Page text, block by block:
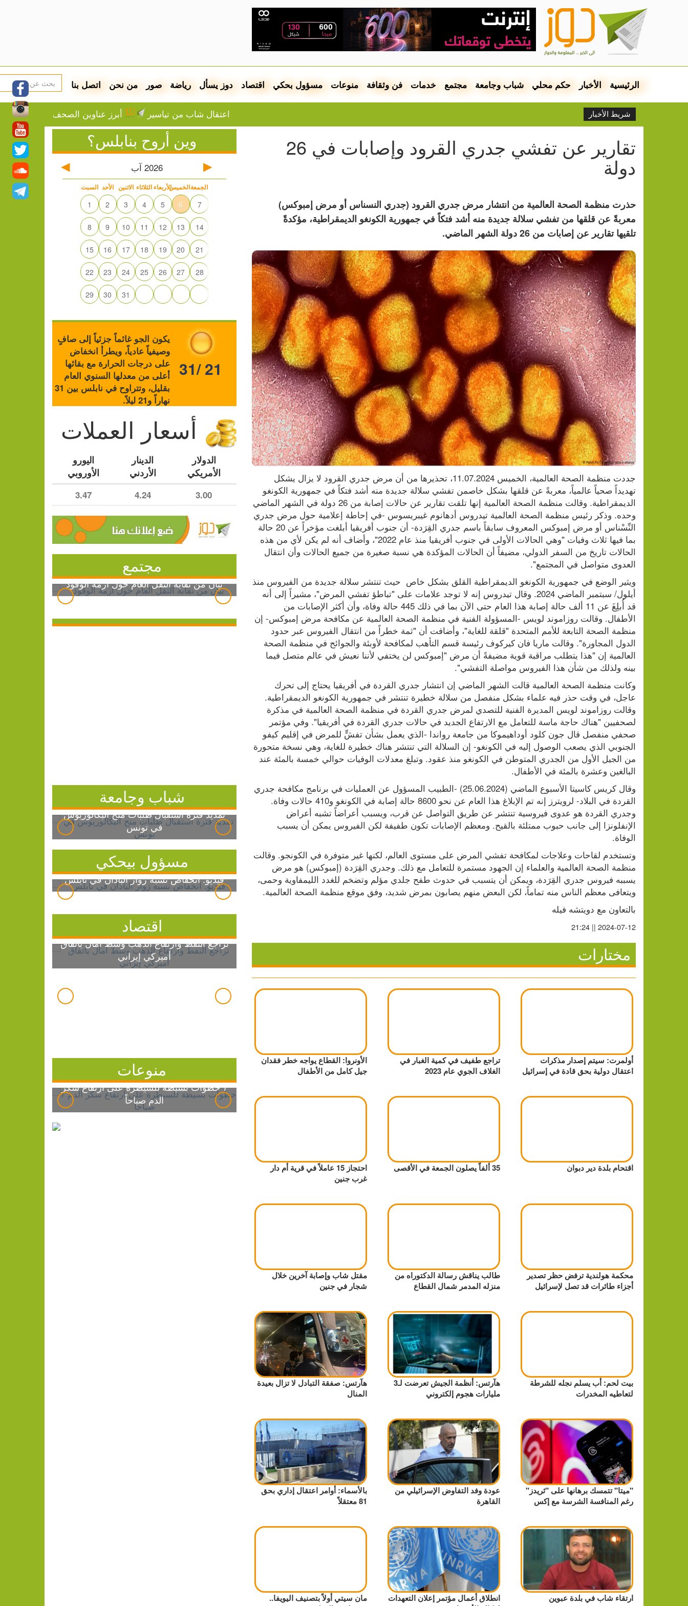
الرئيسية الأخبار حكم محلي شباب وجامعة مجتمع خدمات فن وثقافة منوعات مسؤول بحكي اقتصاد دوز يسأل رياضة صور من نحن اتصل بنا
شريط الأخبار اعتقال شاب من تياسير أبرز عناوين الصحف الفلسطينية
تقارير عن تفشي جدري القرود وإصابات في 26
دولة
حذرت منظمة الصحة العالمية من انتشار مرض جدري القرود (جدري النسناس أو مرض إمبوكس)
معربةً عن قلقها من تفشي سلالة جديدة منه أشد فتكاً في جمهورية الكونغو الديمقراطية، مؤكدةً
تلقيها تقارير عن إصابات من 26 دولة الشهر الماضي.
العدوى متواصل في المجتمع".
بينه ولذلك من شأن هذا الفيروس مواصلة التفشي".
البالغين وعشرة بالمئة في الأطفال.
الوفاة.
ويتعافى معظم الناس منه تماماً، لكن البعض منهم يصابون بمرض شديد، وفق موقع منظمة الصحة العالمية.
بالتعاون مع دويتشه فيله
2024-07-12 || 21:24
مختارات
أولمرت: سيتم إصدار مذكرات
اعتقال دولية بحق قادة في إسرائيل
تراجع طفيف في كمية الغبار في
الغلاف الجوي عام 2023
الأونروا: القطاع يواجه خطر فقدان
جيل كامل من الأطفال
اقتحام بلدة دير دبوان 35 ألفاً يصلون الجمعة في الأقصى
احتجاز 15 عاملاً في قرية أم دار
غرب جنين
محكمة هولندية ترفض حظر تصدير
أجزاء طائرات قد تصل لإسرائيل
طالب يناقش رسالة الدكتوراه من
منزله المدمر شمال القطاع
مقتل شاب وإصابة آخرين خلال
شجار في جنين
بيت لحم: أب يسلم نجله للشرطة
لتعاطيه المخدرات
هآرتس: أنظمة الجيش تعرضت لـ3
مليارات هجوم إلكتروني
هآرتس: صفقة التبادل لا تزال بعيدة
المنال
"ميتا" تتمسك برهانها على "ثريدز"
رغم المنافسة الشرسة مع إكس
عودة وفد التفاوض الإسرائيلي من
القاهرة
بالأسماء: أوامر اعتقال إداري بحق
81 معتقلاً
ارتقاء شاب في بلدة عبوين
انطلاق أعمال مؤتمر إعلان التعهدات
مان سيتي أولاً بتصنيف اليويفا..
وين أروح بنابلس؟
2026 آب
السبت الأحد الاثنين الثلاثاء الأربعاءالخميسالجمعة
1 2 3 4 5 6 7
8 9 10 11 12 13 14
15 16 17 18 19 20 21
22 23 24 25 26 27 28
29 30 31
يكون الجو غائماً جزئياً إلى صافٍ
وصيفياً عادياً، ويطرأ انخفاض
على درجات الحرارة مع بقائها
أعلى من معدلها السنوي العام
بقليل، وتتراوح في نابلس بين 31
نهاراً و21 ليلاً.
31/ 21
أسعار العملات
الدولار
الأمريكي
الدينار
الأردني
اليورو
الأوروبي
3.00
4.24
3.47
مجتمع
بيان من نقابة النقل العام حول أزمة الوقود
شباب وجامعة
تمديد فترة استقبال طلبات منح البكالوريوس
في تونس
مسؤول بيحكي
فيديو: انخفاض نسبة زوار الباذان في نابلس
اقتصاد
تراجع النفط وارتفاع الذهب وسط آمال باتفاق
أميركي إيراني
منوعات
7 خطوات بسيطة للسيطرة على ارتفاع سكر
الدم صباحاً